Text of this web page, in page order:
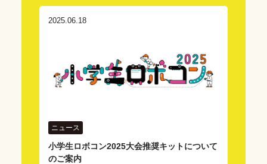
2025.06.18
ニュース
小学生ロボコン2025大会推奨キットについて
のご案内